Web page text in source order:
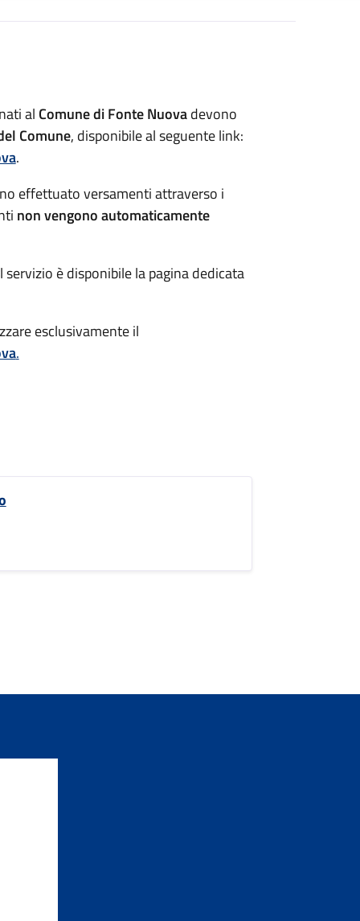
al Comune di Fonte Nuovadevono
Comune, disponibile al seguente link:
.
effettuato versamenti attraverso i
non vengono automaticamente
è disponibile la pagina dedicata
esclusivamente il
.